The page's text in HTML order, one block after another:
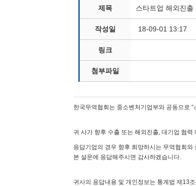
제목 스타트업 해외진
작성일 18-09-01 13:17
링크
첨부파일
한국무역협회는 중소벤처기업부와 공동으로
귀 사가 향후 수출 또는 해외진출, 대기업 협
응답기업의 경우 향후 희망하시는 무역협회
본 설문에 응답해주시면 감사하겠습니다.
귀사의 응답내용 및 개인정보는 통계법 제13